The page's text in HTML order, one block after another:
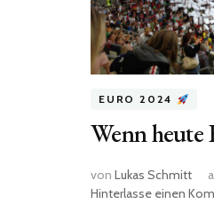
EURO 2024
Wenn heute
von Lukas Schmitt
Hinterlasse einen